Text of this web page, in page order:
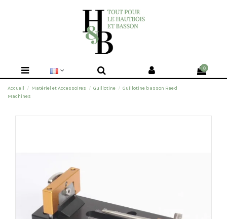
0
Accueil Matériel et Accessoires Guillotine
Guillotine basson Reed
Machines